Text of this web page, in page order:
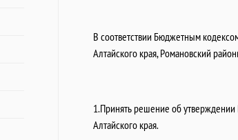
В соответствии Бюджетным
Алтайского края, Романовский
1.Принять решение об
Алтайского края.